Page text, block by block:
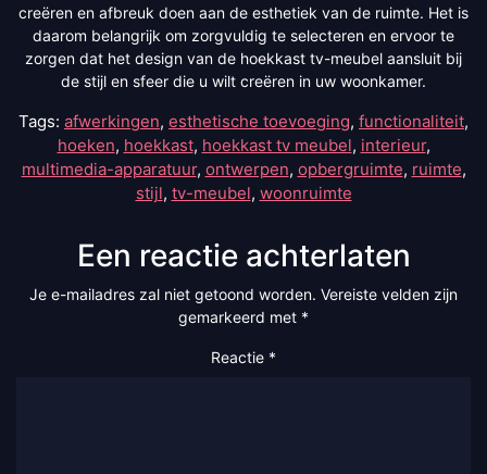
creëren en afbreuk doen aan de esthetiek van de ruimte. Het is
daarom belangrijk om zorgvuldig te selecteren en ervoor te
zorgen dat het design van de hoekkast tv-meubel aansluit bij
de stijl en sfeer die u wilt creëren in uw woonkamer.
Tags: afwerkingen, esthetische toevoeging, functionaliteit,
hoeken, hoekkast, hoekkast tv meubel, interieur,
multimedia-apparatuur, ontwerpen, opbergruimte, ruimte,
stijl, tv-meubel, woonruimte
Een reactie achterlaten
Je e-mailadres zal niet getoond worden. Vereiste velden zijn
gemarkeerd met *
Reactie *